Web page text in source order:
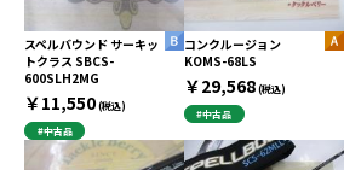
スペルバウンド サーキッ
トクラス SBCS-
600SLH2MG
￥11,550(税込)
#中古品
コンクルージョン
KOMS-68LS
￥29,568(税込)
#中古品